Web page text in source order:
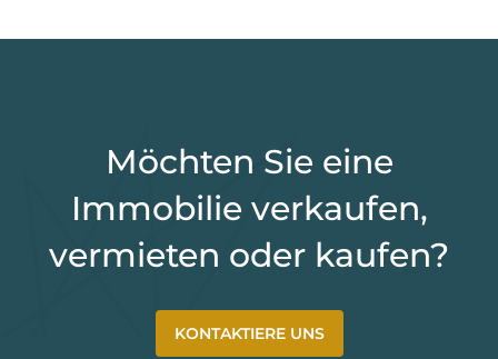
Möchten Sie eine
Immobilie verkaufen,
vermieten oder kaufen?
KONTAKTIERE UNS